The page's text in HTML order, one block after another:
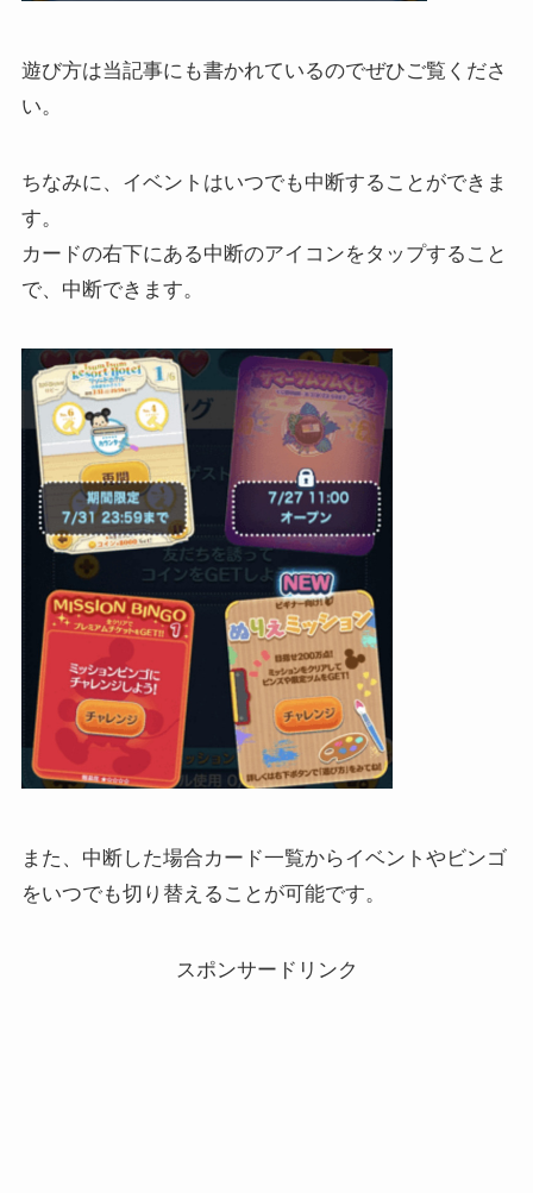
遊び方は当記事にも書かれているのでぜひご覧くださ
い。
ちなみに、イベントはいつでも中断することができま
す。
カードの右下にある中断のアイコンをタップすること
で、中断できます。
また、中断した場合カード一覧からイベントやビンゴ
をいつでも切り替えることが可能です。
スポンサードリンク